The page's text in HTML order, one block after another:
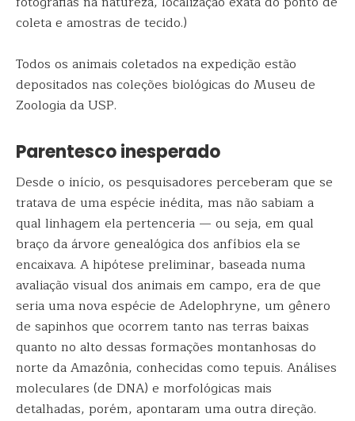
coleta e amostras de tecido.)
Todos os animais coletados na expedição estão
depositados nas coleções biológicas do Museu de
Zoologia da USP.
Parentesco inesperado
Desde o início, os pesquisadores perceberam que se
tratava de uma espécie inédita, mas não sabiam a
qual linhagem ela pertenceria — ou seja, em qual
braço da árvore genealógica dos anfíbios ela se
encaixava. A hipótese preliminar, baseada numa
avaliação visual dos animais em campo, era de que
seria uma nova espécie de Adelophryne, um gênero
de sapinhos que ocorrem tanto nas terras baixas
quanto no alto dessas formações montanhosas do
norte da Amazônia, conhecidas como tepuis. Análises
moleculares (de DNA) e morfológicas mais
detalhadas, porém, apontaram uma outra direção.